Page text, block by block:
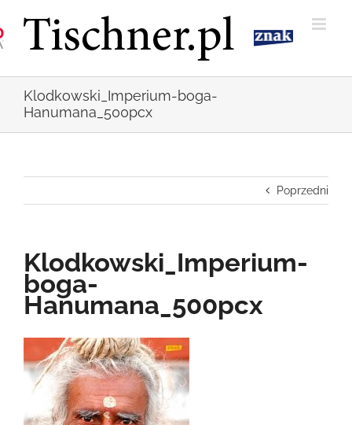
zawartości
Klodkowski_Imperium-boga-
Hanumana_500pcx
Poprzedni
Klodkowski_Imperium-
boga-
Hanumana_500pcx